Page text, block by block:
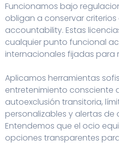
Funcionamos bajo
obligan a conservar
accountability. Estas
cualquier punto funcional
internacionales fijadas para
Aplicamos herramientas
entretenimiento consciente
autoexclusión transitoria,
personalizables y alertas
Entendemos que el ocio
opciones transparentes